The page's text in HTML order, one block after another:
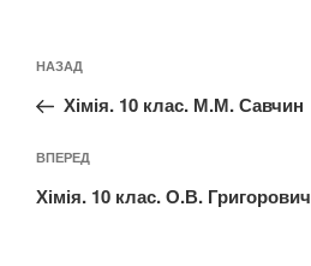
записів
Попередній
запис:
НАЗАД
Хімія. 10 клас. М.М. Савчин
Наступний
запис
ВПЕРЕД
Хімія. 10 клас. О.В. Григорович